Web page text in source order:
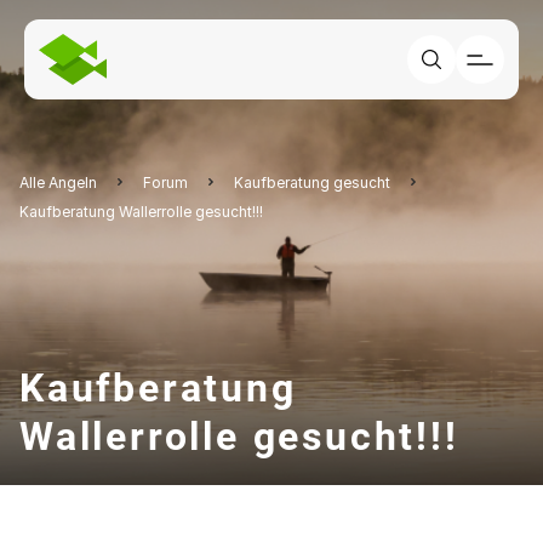
Alle Angeln Forum
Kaufberatung gesucht
Kaufberatung Wallerrolle gesucht!!!
Kaufberatung
Wallerrolle gesucht!!!